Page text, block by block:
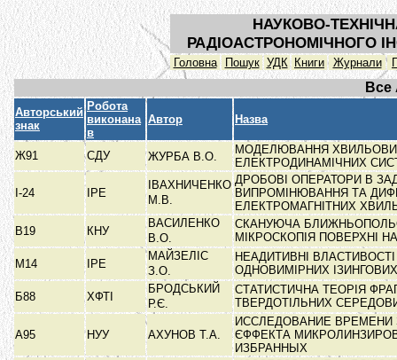
НАУКОВО-
РАДІОАСТРОНОМІЧНОГО
Головна Пошук УДК Книги Журнали
Все
Авторський
знак
Робота
виконана
в
Автор Назва
Ж91 СДУ ЖУРБА В.О.
МОДЕЛЮВАННЯ
ЕЛЕКТРОДИНАМІЧНИХ
І-24 ІРЕ
ІВАХНИЧЕНКО
М.В.
ДРОБОВІ ОПЕРАТОРИ В
ВИПРОМІНЮВАННЯ ТА
ЕЛЕКТРОМАГНІТНИХ
В19
КНУ
ВАСИЛЕНКО
В.О.
СКАНУЮЧА
МІКРОСКОПІЯ ПОВЕРХНІ
М14
ІРЕ
МАЙЗЕЛІС
З.О.
НЕАДИТИВНІ
ОДНОВИМІРНИХ
Б88
ХФТІ
БРОДСЬКИЙ
Р.Є.
СТАТИСТИЧНА ТЕОРІЯ
ТВЕРДОТІЛЬНИХ
А95 НУУ АХУНОВ Т.А.
ИССЛЕДОВАНИЕ ВРЕМЕНИ
ЄФФЕКТА
ИЗБРАННЫХ